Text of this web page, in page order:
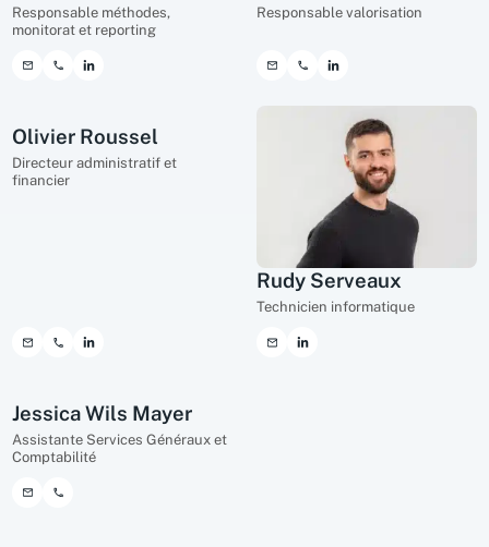
Responsable méthodes,
monitorat et reporting
Responsable valorisation
Olivier Roussel
Directeur administratif et
financier
Rudy Serveaux
Technicien informatique
Jessica Wils Mayer
Assistante Services Généraux et
Comptabilité